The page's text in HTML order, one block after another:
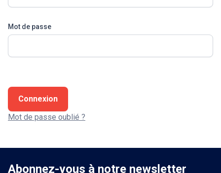
Mot de passe
Connexion
Mot de passe oublié ?
Abonnez-vous à notre newsletter